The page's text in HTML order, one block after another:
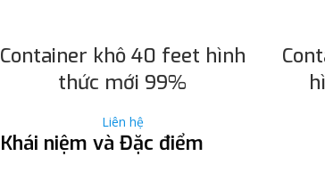
ĐỌC TIẾP
Container khô 40 feet hình
thức mới 99%
Liên hệ
Khái niệm và Đặc điểm